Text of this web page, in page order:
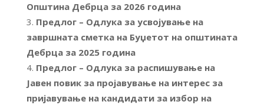
Општина Дебрца за 2026 година
Предлог – Одлука за усвојување на
завршната сметка на Буџетот на општината
Дебрца за 2025 година
Предлог – Одлука за распишување на
Јавен повик за пројавување на интерес за
пријавување на кандидати за избор на